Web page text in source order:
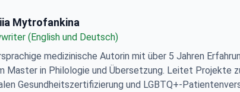
Mytrofankina
(English und Deutsch)
medizinische Autorin mit über 5 Jahren
Master in Philologie und Übersetzung. Leitet Projekte
Gesundheitszertifizierung und LGBTQ+-